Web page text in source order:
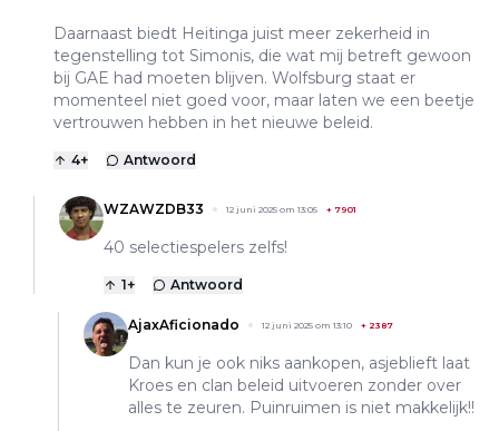
Daarnaast biedt Heitinga juist meer zekerheid in
tegenstelling tot Simonis, die wat mij betreft gewoon
bij GAE had moeten blijven. Wolfsburg staat er
momenteel niet goed voor, maar laten we een beetje
vertrouwen hebben in het nieuwe beleid.
4+ Antwoord
WZAWZDB33 12 juni 2025 om 13:05 + 7901
40 selectiespelers zelfs!
1+ Antwoord
AjaxAficionado 12 juni 2025 om 13:10 + 2387
Dan kun je ook niks aankopen, asjeblieft laat
Kroes en clan beleid uitvoeren zonder over
alles te zeuren. Puinruimen is niet makkelijk!!